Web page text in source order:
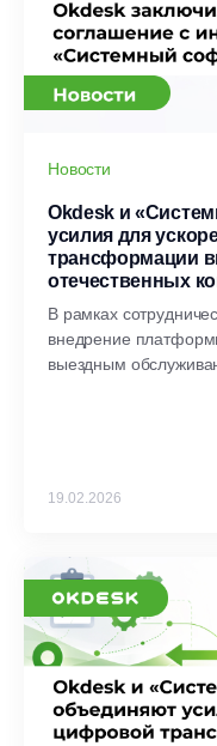
Новости
Okdesk и
усилия для
трансформации
отечественных
В рамках
внедрение
выездным
19.02.2026